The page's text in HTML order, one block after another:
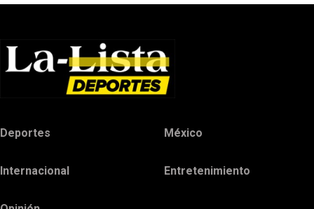
Deportes México
Internacional Entretenimiento